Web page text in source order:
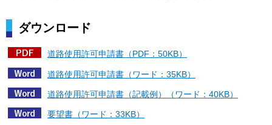
ダウンロード
道路使用許可申請書（PDF：50KB）
道路使用許可申請書（ワード：35KB）
道路使用許可申請書（記載例）（ワード：40KB）
要望書（ワード：33KB）